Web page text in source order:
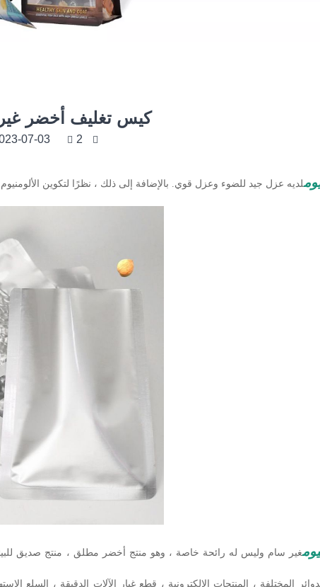
كيس تغليف أخضر
07-03 2
لديه عزل جيد للضوء وعزل قوي. بالإضافة إلى ذلك ، نظرًا لتكوين
غير سام وليس له رائحة خاصة ، وهو منتج أخضر مطلق ، منتج صديق للبيئة